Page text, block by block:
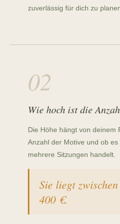
zuverlässig für dich zu
02
Wie hoch ist die
Die Höhe hängt von deinem
Anzahl der Motive und ob
mehrere Sitzungen handelt.
Sie liegt
400 €.